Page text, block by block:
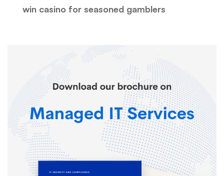
win casino for seasoned gamblers